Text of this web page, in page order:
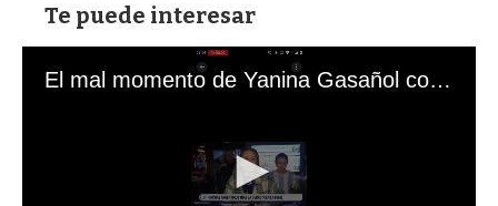
Te puede interesar
El mal momento de Yanina Gasañol con un hincha argentino en "Subrayado"